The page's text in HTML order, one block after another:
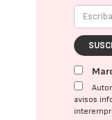
avisos